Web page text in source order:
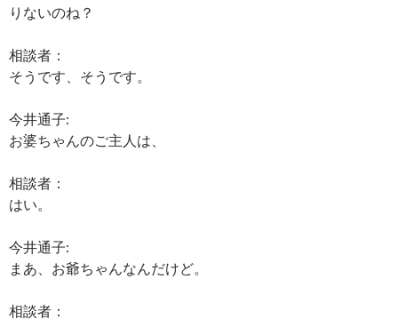
りないのね？
相談者：
そうです、そうです。
今井通子:
お婆ちゃんのご主人は、
相談者：
はい。
今井通子:
まあ、お爺ちゃんなんだけど。
相談者：